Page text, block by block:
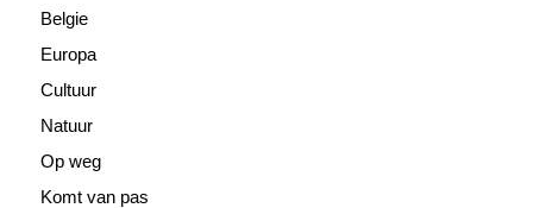
Belgie
Europa
Cultuur
Natuur
Op weg
Komt van pas